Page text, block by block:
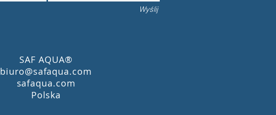
Wyślij
SAF AQUA®
biuro@safaqua.com
safaqua.com
Polska